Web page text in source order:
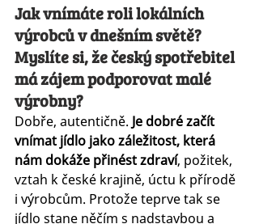
Jak vnímáte roli lokálních
výrobců v dnešním světě?
Myslíte si, že český spotřebitel
má zájem podporovat malé
výrobny?
Dobře, autentičně. Je dobré začít
vnímat jídlo jako záležitost, která
nám dokáže přinést zdraví, požitek,
vztah k české krajině, úctu k přírodě
i výrobcům. Protože teprve tak se
jídlo stane něčím s nadstavbou a